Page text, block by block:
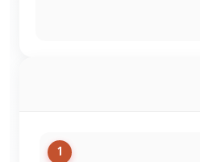
1